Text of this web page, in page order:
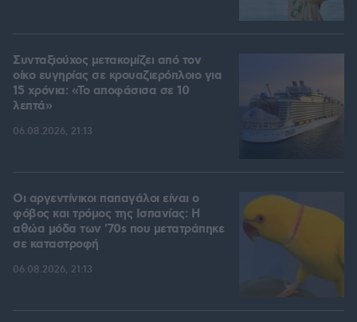
Συνταξιούχος μετακομίζει από τον
οίκο ευγηρίας σε κρουαζιερόπλοιο για
15 χρόνια: «Το αποφάσισα σε 10
λεπτά»
06.08.2026, 21:13
Οι αργεντίνικοι παπαγάλοι είναι ο
φόβος και τρόμος της Ισπανίας: Η
αθώα μόδα των '70s που μετατράπηκε
σε καταστροφή
06.08.2026, 21:13